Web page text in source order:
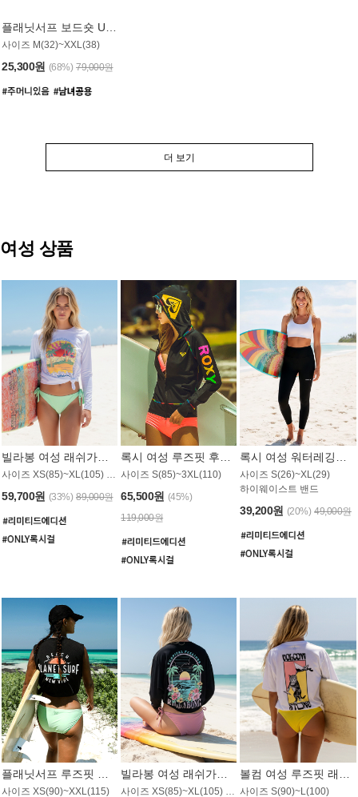
플래닛서프 보드숏 UMB008YPS
사이즈 M(32)~XXL(38)
25,300원 (68%) 79,000원
더 보기
여성 상품
59,700원 (33%) 89,000원
사이즈 S(85)~3XL(110)
65,500원 (45%)
119,000원
사이즈 S(26)~XL(29)
하이웨이스트 밴드
39,200원 (20%) 49,000원
사이즈 XS(90)~XXL(115) 사이즈 XS(85)~XL(105) / 오버핏 사이즈 S(90)~L(100)